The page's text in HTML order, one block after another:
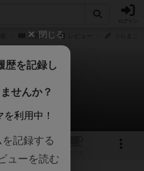
三畳紀
紀
んのレビュー
3
閉じる
歴を記録し
せんか？
利用中！
記録する
ューを読む